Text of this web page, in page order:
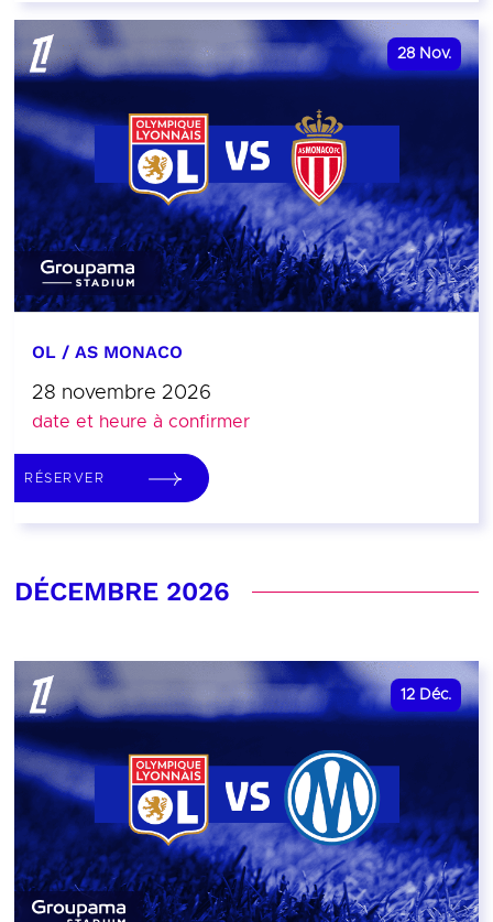
28 Nov.
OL / AS MONACO
28 novembre 2026
date et heure à confirmer
RÉSERVER
DÉCEMBRE 2026
12 Déc.